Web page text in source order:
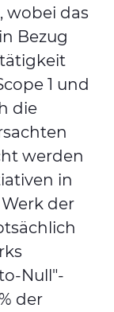
wobei das
in Bezug
1 und
die
werden
in
der
Null"-
der